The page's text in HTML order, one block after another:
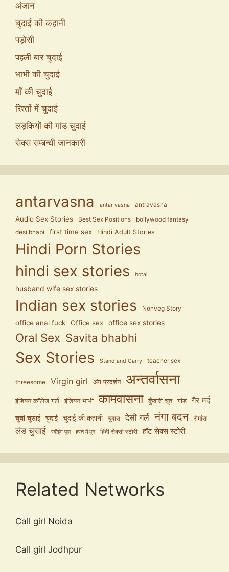
अंजान
चुदाई की कहानी
पड़ोसी
पहली बार चुदाई
भाभी की चुदाई
माँ की चुदाई
रिश्तों में चुदाई
लड़कियों की गांड चुदाई
सेक्स सम्बन्धी जानकारी
antarvasna antar vasna antravasna
Audio Sex Stories Best Sex Positions
bollywood fantasy
desi bhabi
first time sex Hindi Adult Stories
Hindi Porn Stories
hindi sex stories
hotal
husband wife sex stories
Indian sex stories Nonveg Story
office anal fuck Office sex office sex stories
Oral Sex Savita bhabhi
Sex Stories Stand and Carry teacher sex
threesome Virgin girl अंग प्रदर्शन अन्तर्वासना
इंडियन कॉलेज गर्ल इंडियन भाभी कामवासना कुँवारी चूत गांड गैर मर्द
चुची चुसाई चुदाई चुदाई की कहानी चुदास देसी गर्ल नंगा बदन रोमांस
लंड चुसाई स्वीइंग पूल हस्त मैथुन हिंदी सेक्सी स्टोरी हॉट सेक्स स्टोरी
Related Networks
Call girl Noida
Call girl Jodhpur